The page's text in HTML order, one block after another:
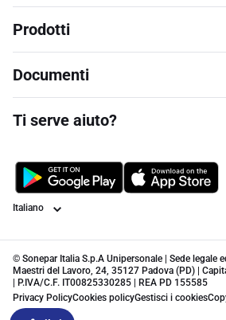
Prodotti
Documenti
Ti serve aiuto?
Lingua
© Sonepar Italia S.p.A Unipersonale | Sede legale
Maestri del Lavoro, 24, 35127 Padova (PD) |
| P.IVA/C.F. IT00825330285 | REA PD 155585
Privacy PolicyCookies policyGestisci i cookies